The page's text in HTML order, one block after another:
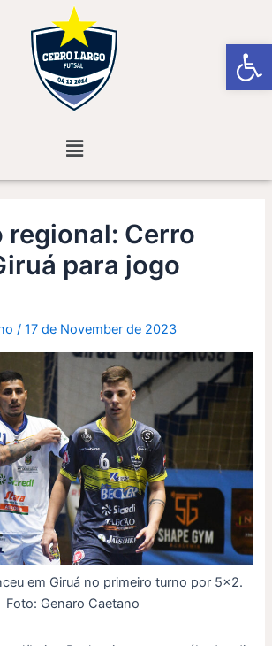
Menu
regional: Cerro
para jogo
/17 de November de 2023
em Giruá no primeiro turno por 5×2.
Foto: Genaro Caetano